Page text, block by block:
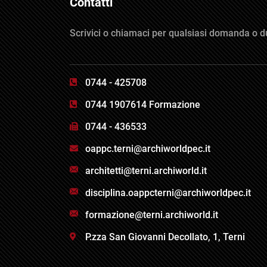
Scrivici o chiamaci per qualsiasi domanda o
0744 - 425708
0744 1907614 Formazione
0744 - 436533
oappc.terni@archiworldpec.it
architetti@terni.archiworld.it
disciplina.oappcterni@archiworldpec.it
formazione@terni.archiworld.it
P.zza San Giovanni Decollato, 1, Terni